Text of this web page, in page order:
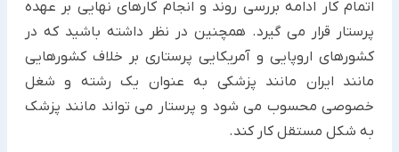
اتمام کار ادامه بررسی روند و انجام کارهای نهایی بر عهده
پرستار قرار می گیرد. همچنین در نظر داشته باشید که در
کشورهای اروپایی و آمریکایی پرستاری بر خلاف کشورهایی
مانند ایران مانند پزشکی به عنوان یک رشته و شغل
خصوصی محسوب می شود و پرستار می تواند مانند پزشک
به شکل مستقل کار کند.